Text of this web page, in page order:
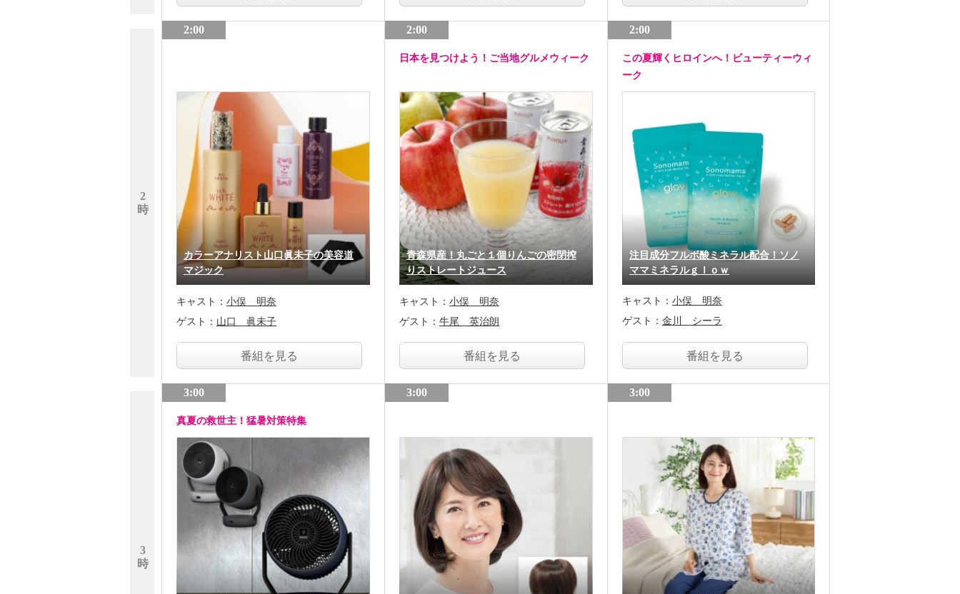
2
時
3
時
2:00
カラーアナリスト山口眞未子の美容道
マジック
キャスト： 小俣 明奈
ゲスト： 山口 眞未子
番組を見る
3:00
真夏の救世主！猛暑対策特集
2:00
日本を見つけよう！ご当地グルメウィーク
青森県産！丸ごと１個りんごの密閉搾
りストレートジュース
キャスト： 小俣 明奈
ゲスト： 牛尾 英治朗
番組を見る
3:00
2:00
この夏輝くヒロインへ！ビューティーウィ
ーク
注目成分フルボ酸ミネラル配合！ソノ
ママミネラルｇｌｏｗ
キャスト： 小俣 明奈
ゲスト： 金川 シーラ
番組を見る
3:00